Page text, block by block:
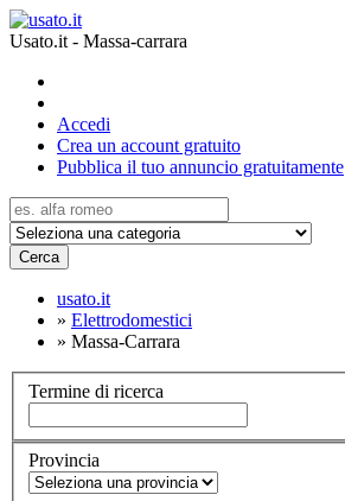
Usato.it - Massa-carrara
Accedi
Crea un account gratuito
Pubblica il tuo annuncio gratuitamente
Cerca
usato.it
» Elettrodomestici
» Massa-Carrara
Termine di ricerca
Provincia